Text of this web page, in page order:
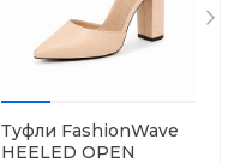
Туфли FashionWave
HEELED OPEN